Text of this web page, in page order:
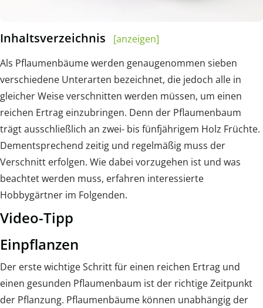
Inhaltsverzeichnis
[anzeigen]
Als Pflaumenbäume werden genaugenommen sieben
verschiedene Unterarten bezeichnet, die jedoch alle in
gleicher Weise verschnitten werden müssen, um einen
reichen Ertrag einzubringen. Denn der Pflaumenbaum
trägt ausschließlich an zwei- bis fünfjährigem Holz Früchte.
Dementsprechend zeitig und regelmäßig muss der
Verschnitt erfolgen. Wie dabei vorzugehen ist und was
beachtet werden muss, erfahren interessierte
Hobbygärtner im Folgenden.
Video-Tipp
Einpflanzen
Der erste wichtige Schritt für einen reichen Ertrag und
einen gesunden Pflaumenbaum ist der richtige Zeitpunkt
der Pflanzung. Pflaumenbäume können unabhängig der